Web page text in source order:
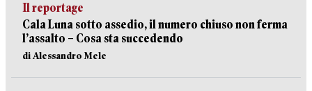
Il reportage
Cala Luna sotto assedio, il numero chiuso non ferma
l’assalto – Cosa sta succedendo
di Alessandro Mele